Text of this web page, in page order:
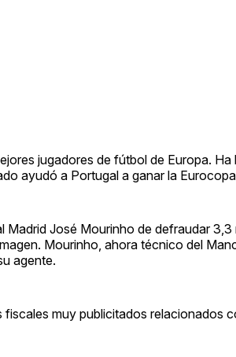
jugadores de fútbol de Europa. Ha
ayudó a Portugal a ganar la
José Mourinho de defraudar
Mourinho, ahora técnico del
agente.
muy publicitados relacionados